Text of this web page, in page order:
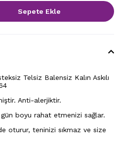
Telsiz Balensiz Kalın Askılı
Anti-alerjiktir.
boyu rahat etmenizi sağlar.
oturur, teninizi sıkmaz ve size